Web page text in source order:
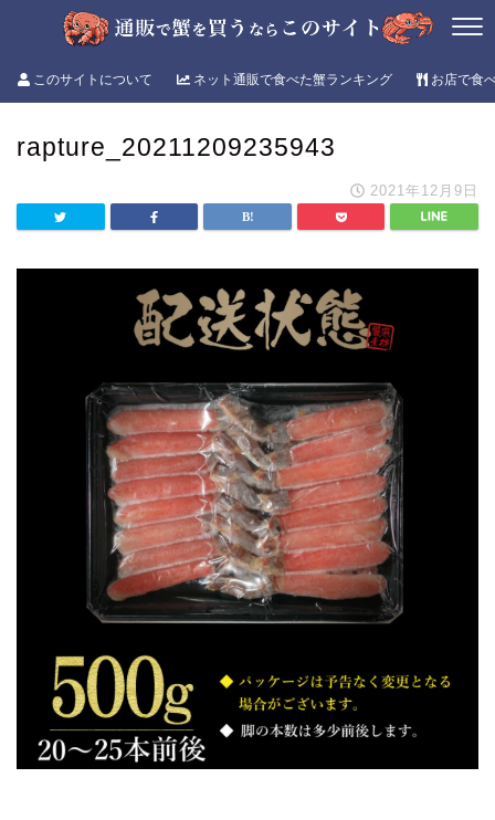
このサイトについて ネット通販で食べた蟹ランキング お店で食
rapture_20211209235943
2021年12月9日